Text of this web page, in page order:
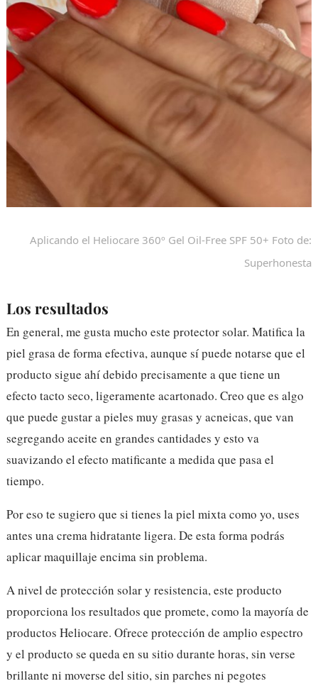
Aplicando el Heliocare 360º Gel Oil-Free SPF 50+ Foto de:
Superhonesta
Los resultados
En general, me gusta mucho este protector solar. Matifica la
piel grasa de forma efectiva, aunque sí puede notarse que el
producto sigue ahí debido precisamente a que tiene un
efecto tacto seco, ligeramente acartonado. Creo que es algo
que puede gustar a pieles muy grasas y acneicas, que van
segregando aceite en grandes cantidades y esto va
suavizando el efecto matificante a medida que pasa el
tiempo.
Por eso te sugiero que si tienes la piel mixta como yo, uses
antes una crema hidratante ligera. De esta forma podrás
aplicar maquillaje encima sin problema.
A nivel de protección solar y resistencia, este producto
proporciona los resultados que promete, como la mayoría de
productos Heliocare. Ofrece protección de amplio espectro
y el producto se queda en su sitio durante horas, sin verse
brillante ni moverse del sitio, sin parches ni pegotes